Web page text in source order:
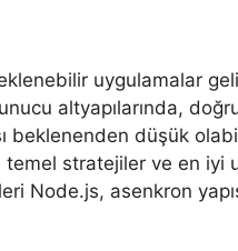
uygulamalar
altyapılarında,
beklenenden düşük
stratejiler ve en iyi
Node.js, asenkron